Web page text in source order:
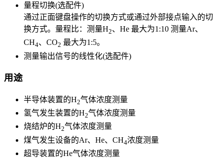
量程切换(选配件)
通过正面键盘操作的切换方式或通过外部接点输入的切
换方式。量程比：测量H2、He 最大为1:10 测量Ar、
CH4、CO2 最大为1:5。
测量输出信号的线性化(选配件)
用途
半导体装置的H2气体浓度测量
氢气发生装置的H2气体浓度测量
烧结炉的H2气体浓度测量
煤气发生设备的Ar、He、CH4浓度测量
超导装置的He气体浓度测量